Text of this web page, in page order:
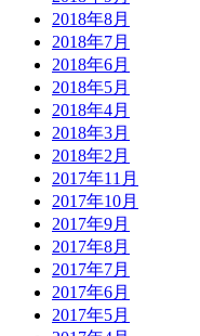
2018年8月
2018年7月
2018年6月
2018年5月
2018年4月
2018年3月
2018年2月
2017年11月
2017年10月
2017年9月
2017年8月
2017年7月
2017年6月
2017年5月